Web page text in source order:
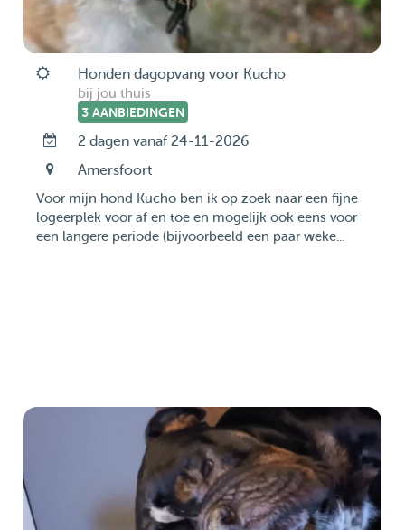
Honden dagopvang voor Kucho
bij jou thuis
3 AANBIEDINGEN
2 dagen vanaf 24-11-2026
Amersfoort
Voor mijn hond Kucho ben ik op zoek naar een fijne
logeerplek voor af en toe en mogelijk ook eens voor
een langere periode (bijvoorbeeld een paar weke...